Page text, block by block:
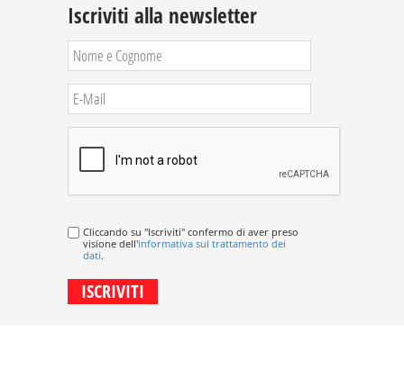
Iscriviti alla newsletter
Cliccando su "Iscriviti" confermo di aver preso
visione dell'informativa sul trattamento dei
dati.